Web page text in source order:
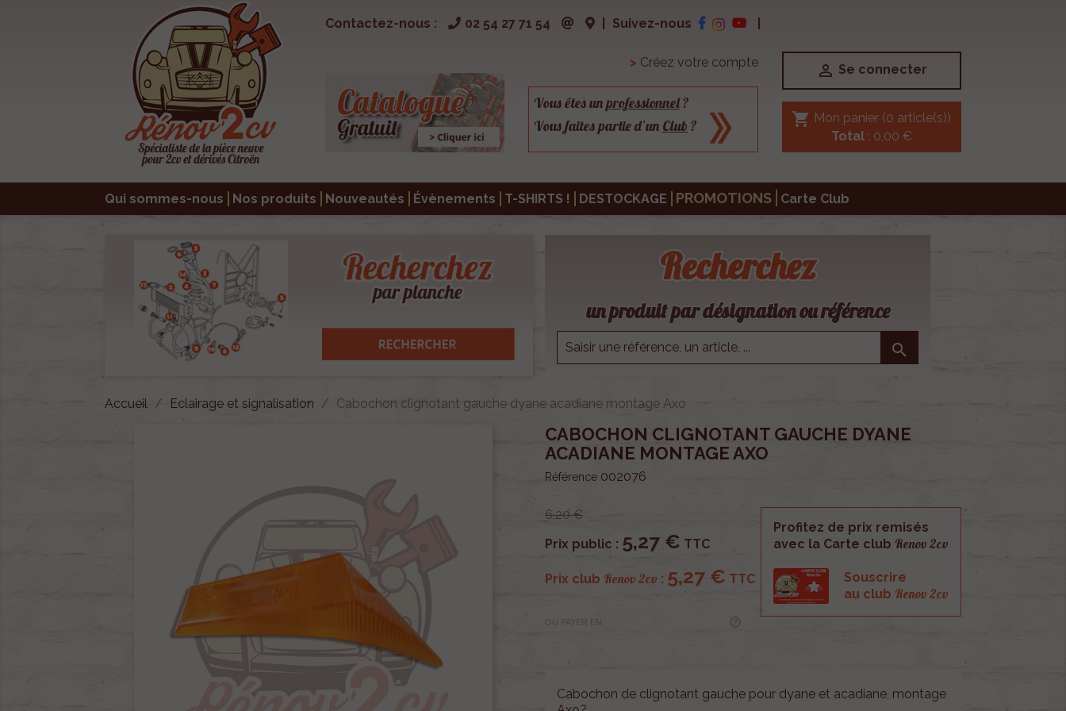
Contactez-nous : 02 54 27 71 54 Suivez-nous
> Créez votre compte
Vous êtes unprofessionnel?
Vous faites partie d’un Club ?
 Se connecter
shopping_cart Mon panier (0 article(s))
Total: 0,00 €
Qui sommes-nous Nos produits Nouveautés Évènements T-SHIRTS ! DESTOCKAGE PROMOTIONS Carte Club
Recherchez
un produit par désignation ou référence

Accueil Eclairage et signalisation Cabochon clignotant gauche dyane acadiane montage Axo
CABOCHON CLIGNOTANT GAUCHE DYANE
ACADIANE MONTAGE AXO
Référence 002076
6,20 €
Prix public : 5,27 € TTC
Prix club Renov 2cv : 5,27 € TTC
OU PAYER EN
Profitez de prix remisés
avec la Carte club Renov 2cv
Souscrire
au club Renov 2cv
Cabochon de clignotant gauche pour dyane et acadiane, montage